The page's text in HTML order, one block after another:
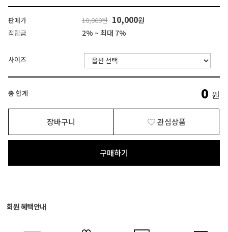
판매가 10,000원 10,000원
적립금 2% ~ 최대 7%
사이즈
총 합계 0 원
장바구니 관심상품
구매하기
회원 혜택안내